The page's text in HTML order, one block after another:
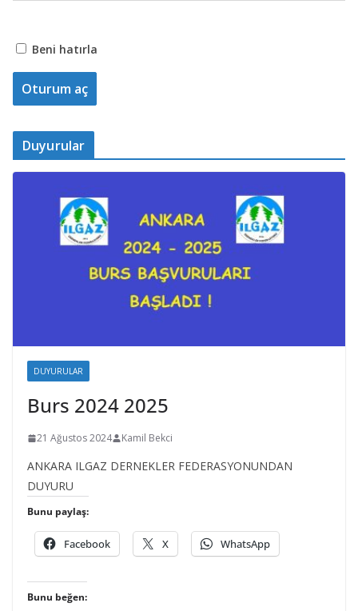
Beni hatırla
Duyurular
DUYURULAR
Burs 2024 2025
21 Ağustos 2024 Kamil Bekci
ANKARA ILGAZ DERNEKLER FEDERASYONUNDAN
DUYURU
Bunu paylaş:
Facebook X WhatsApp
Bunu beğen: